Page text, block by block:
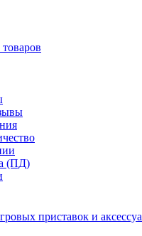
(ПД)
приставок и